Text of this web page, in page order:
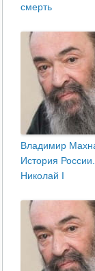
смерть
Владимир
История России.
Николай I